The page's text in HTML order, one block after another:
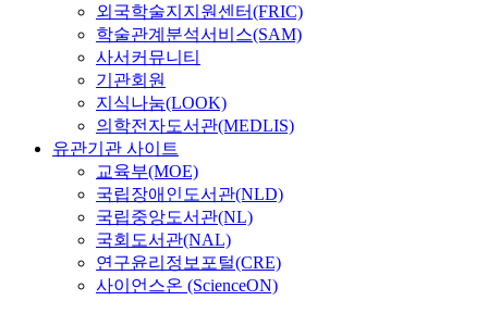
외국학술지지원센터(FRIC)
학술관계분석서비스(SAM)
사서커뮤니티
기관회원
지식나눔(LOOK)
의학전자도서관(MEDLIS)
유관기관 사이트
교육부(MOE)
국립장애인도서관(NLD)
국립중앙도서관(NL)
국회도서관(NAL)
연구윤리정보포털(CRE)
사이언스온 (ScienceON)